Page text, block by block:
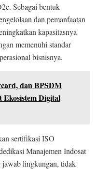
Sebagai bentuk
dan pemanfaatan
kapasitasnya
memenuhi standar
bisnisnya.
dan BPSDM
Digital
sertifikasi ISO
Manajemen Indosat
jawab lingkungan, tidak